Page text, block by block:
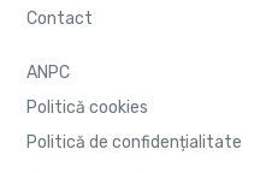
Contact
ANPC
Politică cookies
Politică de confidențialitate